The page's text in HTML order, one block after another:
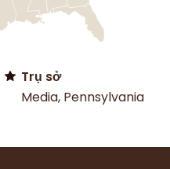
Trụ sở
Media, Pennsylvania